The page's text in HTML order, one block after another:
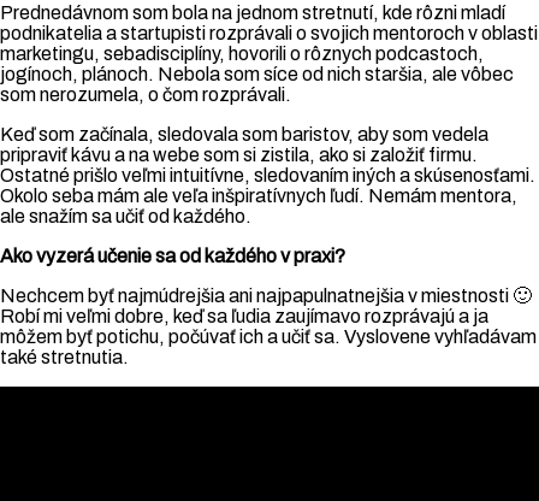
Prednedávnom som bola na jednom stretnutí, kde rôzni mladí
podnikatelia a startupisti rozprávali o svojich mentoroch v oblasti
marketingu, sebadisciplíny, hovorili o rôznych podcastoch,
jogínoch, plánoch. Nebola som síce od nich staršia, ale vôbec
som nerozumela, o čom rozprávali.
Keď som začínala, sledovala som baristov, aby som vedela
pripraviť kávu a na webe som si zistila, ako si založiť firmu.
Ostatné prišlo veľmi intuitívne, sledovaním iných a skúsenosťami.
Okolo seba mám ale veľa inšpiratívnych ľudí. Nemám mentora,
ale snažím sa učiť od každého.
Ako vyzerá učenie sa od každého v praxi?
Nechcem byť najmúdrejšia ani najpapulnatnejšia v miestnosti 🙂
Robí mi veľmi dobre, keď sa ľudia zaujímavo rozprávajú a ja
môžem byť potichu, počúvať ich a učiť sa. Vyslovene vyhľadávam
také stretnutia.